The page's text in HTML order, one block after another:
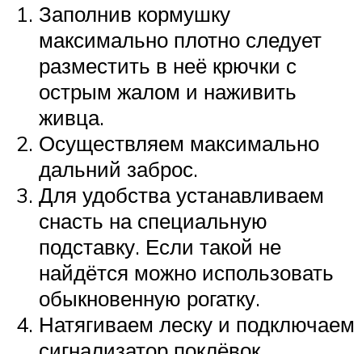
Заполнив кормушку
максимально плотно следует
разместить в неё крючки с
острым жалом и наживить
живца.
Осуществляем максимально
дальний заброс.
Для удобства устанавливаем
снасть на специальную
подставку. Если такой не
найдётся можно использовать
обыкновенную рогатку.
Натягиваем леску и подключаем